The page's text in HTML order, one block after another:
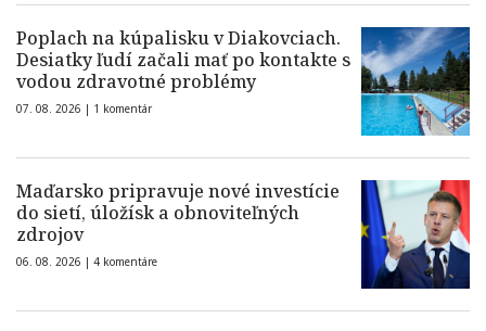
Poplach na kúpalisku v Diakovciach.
Desiatky ľudí začali mať po kontakte s
vodou zdravotné problémy
07. 08. 2026 | 1 komentár
Maďarsko pripravuje nové investície
do sietí, úložísk a obnoviteľných
zdrojov
06. 08. 2026 | 4 komentáre